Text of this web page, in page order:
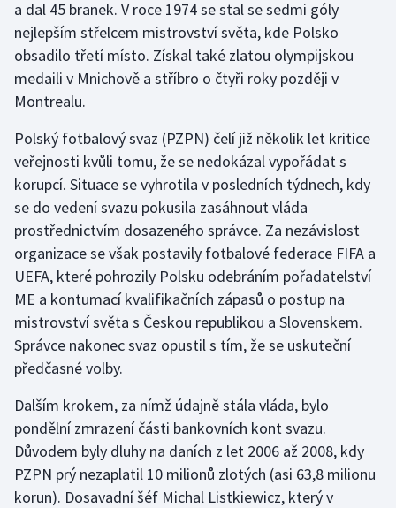
Lezení
Lyže a snowboard
Moderní pětiboj
Motorsport
Olympijské hry
Parasport
Plavání
Plážový volejbal
Ragby
Rychlobruslení
Rychlostní kanoistika
Short track
a dal 45 branek. V roce 1974 se stal se sedmi góly
nejlepším střelcem mistrovství světa, kde Polsko
obsadilo třetí místo. Získal také zlatou olympijskou
medaili v Mnichově a stříbro o čtyři roky později v
Montrealu.
Polský fotbalový svaz (PZPN) čelí již několik let kritice
veřejnosti kvůli tomu, že se nedokázal vypořádat s
korupcí. Situace se vyhrotila v posledních týdnech, kdy
se do vedení svazu pokusila zasáhnout vláda
prostřednictvím dosazeného správce. Za nezávislost
organizace se však postavily fotbalové federace FIFA a
UEFA, které pohrozily Polsku odebráním pořadatelství
ME a kontumací kvalifikačních zápasů o postup na
mistrovství světa s Českou republikou a Slovenskem.
Správce nakonec svaz opustil s tím, že se uskuteční
předčasné volby.
Dalším krokem, za nímž údajně stála vláda, bylo
pondělní zmrazení části bankovních kont svazu.
Důvodem byly dluhy na daních z let 2006 až 2008, kdy
PZPN prý nezaplatil 10 milionů zlotých (asi 63,8 milionu
korun). Dosavadní šéf Michal Listkiewicz, který v